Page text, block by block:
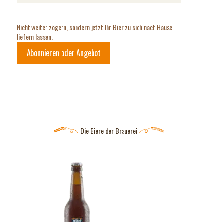
Nicht weiter zögern, sondern jetzt Ihr Bier zu sich nach Hause
liefern lassen.
Abonnieren oder Angebot
Die Biere der Brauerei